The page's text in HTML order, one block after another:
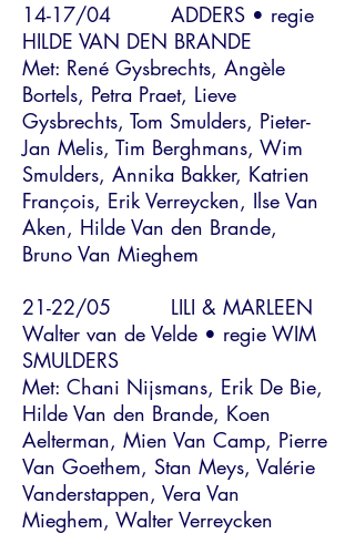
14-17/04 ADDERS • regie
HILDE VAN DEN BRANDE
Met: René Gysbrechts, Angèle
Bortels, Petra Praet, Lieve
Gysbrechts, Tom Smulders, Pieter-
Jan Melis, Tim Berghmans, Wim
Smulders, Annika Bakker, Katrien
François, Erik Verreycken, Ilse Van
Aken, Hilde Van den Brande,
Bruno Van Mieghem
21-22/05 LILI & MARLEEN
Walter van de Velde • regie WIM
SMULDERS
Met: Chani Nijsmans, Erik De Bie,
Hilde Van den Brande, Koen
Aelterman, Mien Van Camp, Pierre
Van Goethem, Stan Meys, Valérie
Vanderstappen, Vera Van
Mieghem, Walter Verreycken